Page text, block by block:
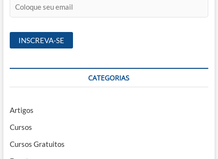
CATEGORIAS
Artigos
Cursos
Cursos Gratuitos